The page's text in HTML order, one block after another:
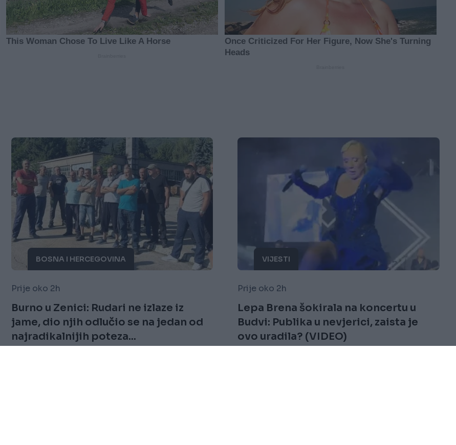
BOSNA I HERCEGOVINA
Prije oko 2h
Burno u Zenici: Rudari ne izlaze iz
jame, dio njih odlučio se na jedan od
najradikalnijih poteza...
VIJESTI
Prije oko 2h
Lepa Brena šokirala na koncertu u
Budvi: Publika u nevjerici, zaista je
ovo uradila? (VIDEO)